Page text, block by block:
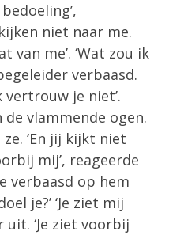
niet naar me.
van me’. ‘Wat zou ik
verbaasd.
je niet’.
vlammende ogen.
ze. ‘En jij kijkt niet
mij’, reageerde
verbaasd op hem
je?’ ‘Je ziet mij
uit. ‘Je ziet voorbij